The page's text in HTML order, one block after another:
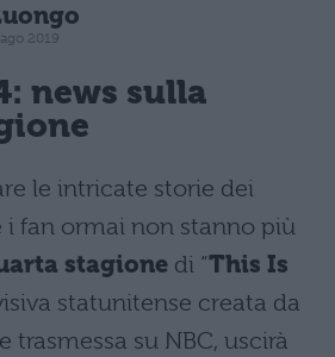
2019
news sulla
le intricate storie dei
i fan ormai non stanno più
stagione di “This Is
statunitense creata da
e trasmessa su NBC, uscirà